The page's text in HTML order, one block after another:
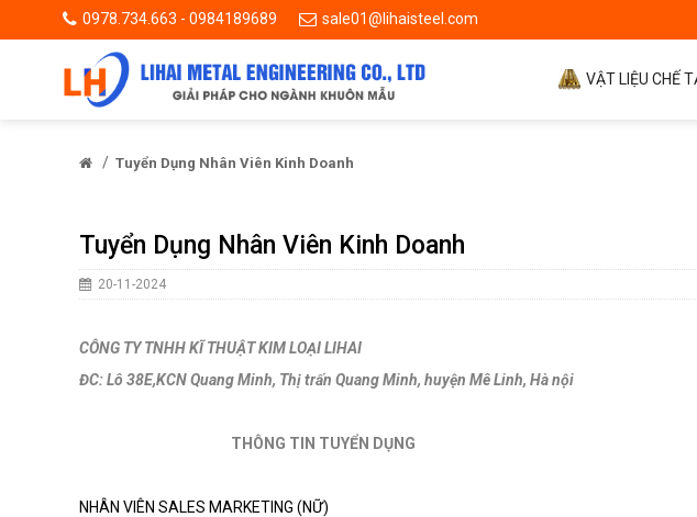
0978.734.663 - 0984189689 sale01@lihaisteel.com
VẬT LIỆU CHẾ
/ Tuyển Dụng Nhân Viên Kinh Doanh
Tuyển Dụng Nhân Viên Kinh Doanh
20-11-2024
CÔNG TY TNHH KĨ THUẬT KIM LOẠI LIHAI
ĐC: Lô 38E,KCN Quang Minh, Thị trấn Quang Minh, huyện Mê Linh, Hà nội
THÔNG TIN TUYỂN DỤNG
NHÂN VIÊN SALES MARKETING (NỮ)